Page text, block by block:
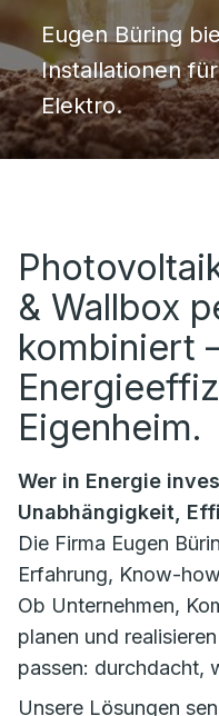
Eugen Büring
Installationen
Elektro.
& Wallbox
kombiniert
Eigenheim.
Wer in Energie
Unabhängigkeit,
Die Firma Eugen
Erfahrung, Know-
Ob Unternehmen,
planen und
passen: durchdacht,
Unsere Lösungen